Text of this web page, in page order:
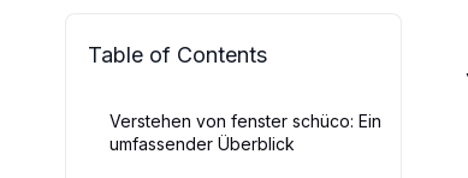
Table of Contents
Verstehen von fenster schüco: Ein
umfassender Überblick